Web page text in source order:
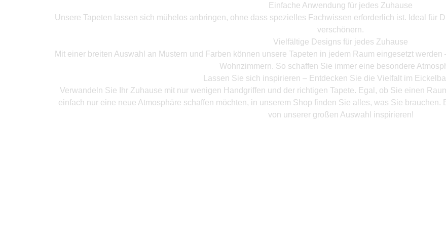
Einfache Anwendung für jedes Zuhause
Unsere Tapeten lassen sich mühelos anbringen, ohne dass spezielles Fachwissen erforderlich ist. Ideal für
verschönern.
Vielfältige Designs für jedes Zuhause
Mit einer breiten Auswahl an Mustern und Farben können unsere Tapeten in jedem Raum eingesetzt
Wohnzimmern. So schaffen Sie immer eine besondere
Lassen Sie sich inspirieren – Entdecken Sie die Vielfalt im
Verwandeln Sie Ihr Zuhause mit nur wenigen Handgriffen und der richtigen Tapete. Egal, ob Sie einen
einfach nur eine neue Atmosphäre schaffen möchten, in unserem Shop finden Sie alles, was Sie
von unserer großen Auswahl inspirieren!